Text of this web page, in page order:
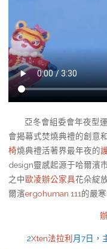
亞冬會組委會年夜型
會揭幕式焚燒典禮的創意
椅燒典禮活著界最年夜的
design靈感起源于哈爾濱
之中歐凌辦公家具花朵綻
爾濱ergohuman 111的嚴
2Xten法拉利月7日，